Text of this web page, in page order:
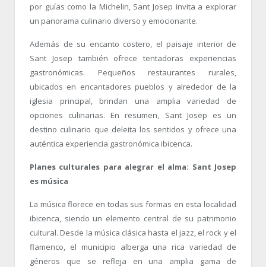
por guías como la Michelin, Sant Josep invita a explorar
un panorama culinario diverso y emocionante.
Además de su encanto costero, el paisaje interior de
Sant Josep también ofrece tentadoras experiencias
gastronómicas. Pequeños restaurantes rurales,
ubicados en encantadores pueblos y alrededor de la
iglesia principal, brindan una amplia variedad de
opciones culinarias. En resumen, Sant Josep es un
destino culinario que deleita los sentidos y ofrece una
auténtica experiencia gastronómica ibicenca.
Planes culturales para alegrar el alma: Sant Josep
es música
La música florece en todas sus formas en esta localidad
ibicenca, siendo un elemento central de su patrimonio
cultural. Desde la música clásica hasta el jazz, el rock y el
flamenco, el municipio alberga una rica variedad de
géneros que se refleja en una amplia gama de